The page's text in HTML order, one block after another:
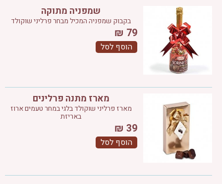
שמפניה מתוקה
בקבוק שמפניה המכיל מבחר פרליני שוקולד
79
₪
הוסף לסל
מארז מתנה פרלינים
מארז פרליני שוקולד בלגי במחר טעמים ארוז
באריזת
39
₪
הוסף לסל